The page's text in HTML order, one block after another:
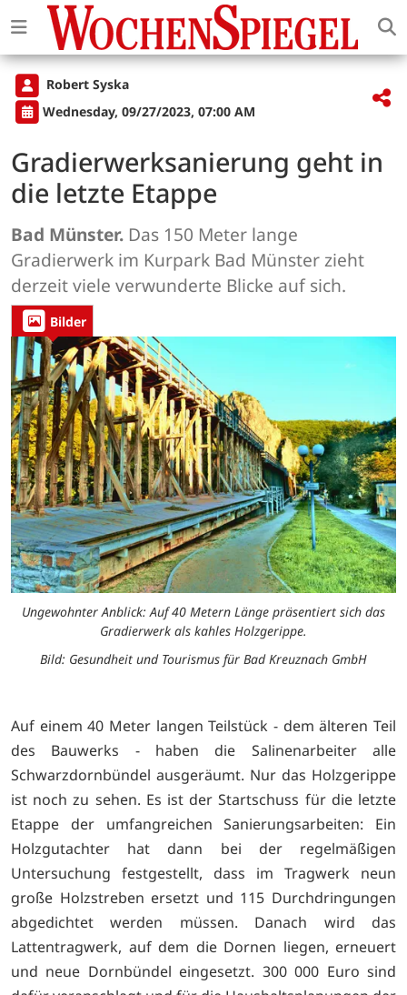
Robert Syska
Wednesday, 09/27/2023, 07:00 AM
Gradierwerksanierung geht in
die letzte Etappe
Bad Münster. Das 150 Meter lange
Gradierwerk im Kurpark Bad Münster zieht
derzeit viele verwunderte Blicke auf sich.
Bilder
Ungewohnter Anblick: Auf 40 Metern Länge präsentiert sich das
Gradierwerk als kahles Holzgerippe.
Bild: Gesundheit und Tourismus für Bad Kreuznach GmbH
Auf einem 40 Meter langen Teilstück - dem älteren Teil
des Bauwerks - haben die Salinenarbeiter alle
Schwarzdornbündel ausgeräumt. Nur das Holzgerippe
ist noch zu sehen. Es ist der Startschuss für die letzte
Etappe der umfangreichen Sanierungsarbeiten: Ein
Holzgutachter hat dann bei der regelmäßigen
Untersuchung festgestellt, dass im Tragwerk neun
große Holzstreben ersetzt und 115 Durchdringungen
abgedichtet werden müssen. Danach wird das
Lattentragwerk, auf dem die Dornen liegen, erneuert
und neue Dornbündel eingesetzt. 300 000 Euro sind